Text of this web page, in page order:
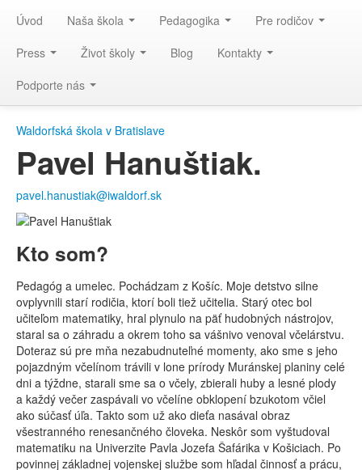
Úvod Naša škola Pedagogika
Pre rodičov
Press
Život školy Blog
Kontakty
Podporte nás
Waldorfská škola v Bratislave
Pavel Hanuštiak.
pavel.hanustiak@iwaldorf.sk
Kto som?
Pedagóg a umelec. Pochádzam z Košíc. Moje detstvo silne
ovplyvnili starí rodičia, ktorí boli tiež učitelia. Starý otec bol
učiteľom matematiky, hral plynulo na päť hudobných nástrojov,
staral sa o záhradu a okrem toho sa vášnivo venoval včelárstvu.
Doteraz sú pre mňa nezabudnuteľné momenty, ako sme s jeho
pojazdným včelínom trávili v lone prírody Muránskej planiny celé
dni a týždne, starali sme sa o včely, zbierali huby a lesné plody
a každý večer zaspávali vo včelíne obklopení bzukotom včiel
ako súčasť úľa. Takto som už ako dieťa nasával obraz
všestranného renesančného človeka. Neskôr som vyštudoval
matematiku na Univerzite Pavla Jozefa Šafárika v Košiciach. Po
povinnej základnej vojenskej službe som hľadal činnosť a prácu,